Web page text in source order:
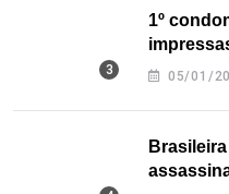
1º
Texas
05/01/